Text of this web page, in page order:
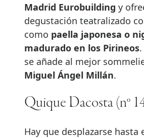
Madrid Eurobuilding y
degustación teatralizado
como paella japonesa o
madurado en los Pirineos
se añade al mejor
Miguel Ángel Millán.
Quique Dacosta (nº
Hay que desplazarse hasta